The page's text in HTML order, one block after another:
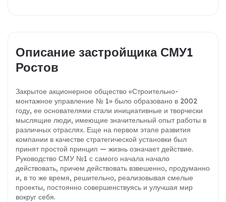
Описание застройщика СМУ1
Ростов
Закрытое акционерное общество «Строительно-
монтажное управление № 1» было образовано в 2002
году, ее основателями стали инициативные и творчески
мыслящие люди, имеющие значительный опыт работы в
различных отраслях. Еще на первом этапе развития
компании в качестве стратегической установки был
принят простой принцип — жизнь означает действие.
Руководство СМУ №1 с самого начала начало
действовать, причем действовать взвешенно, продуманно
и, в то же время, решительно, реализовывая смелые
проекты, постоянно совершенствуясь и улучшая мир
вокруг себя.